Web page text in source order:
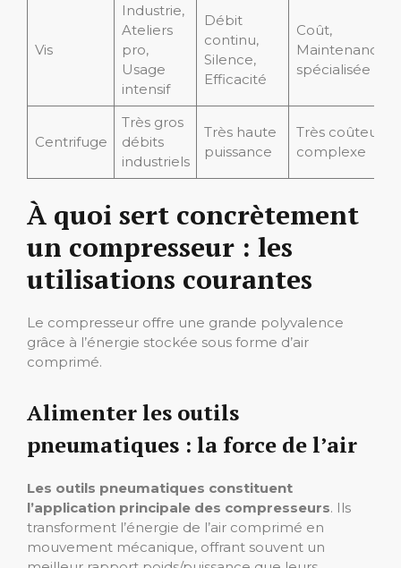
Vis
Industrie,
Ateliers
pro,
Usage
intensif
Débit
continu,
Silence,
Efficacité
Coût,
Maintenance
spécialisée
Centrifuge
Très gros
débits
industriels
Très haute
puissance
Très coûteux,
complexe
À quoi sert concrètement
un compresseur : les
utilisations courantes
Le compresseur offre une grande polyvalence
grâce à l’énergie stockée sous forme d’air
comprimé.
Alimenter les outils
pneumatiques : la force de l’air
Les outils pneumatiques constituent
l’application principale des compresseurs. Ils
transforment l’énergie de l’air comprimé en
mouvement mécanique, offrant souvent un